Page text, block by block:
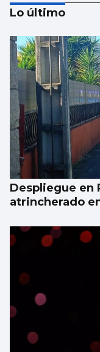
Juan de
equilibrio
Lo último
Despliegue en
atrincherado